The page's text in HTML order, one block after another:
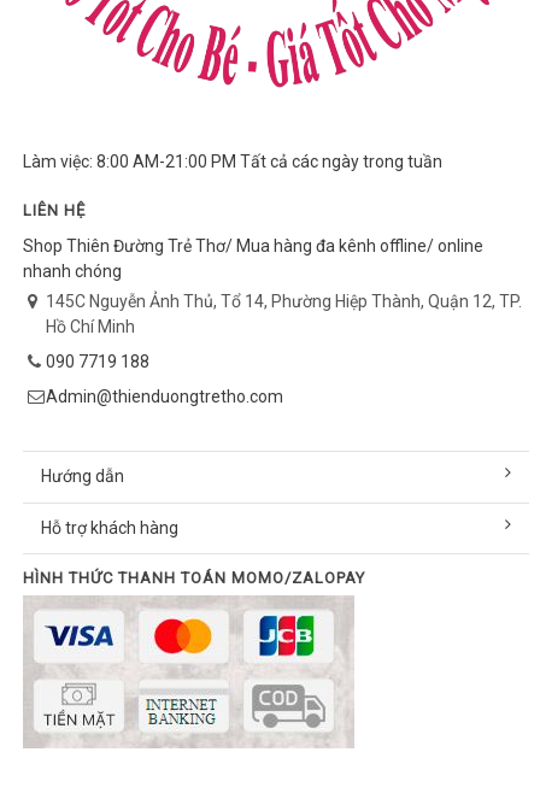
Làm việc: 8:00 AM-21:00 PM Tất cả các ngày trong tuần
LIÊN HỆ
Shop Thiên Đường Trẻ Thơ/ Mua hàng đa kênh offline/ online
nhanh chóng
145C Nguyễn Ảnh Thủ, Tổ 14, Phường Hiệp Thành, Quận 12, TP.
Hồ Chí Minh
090 7719 188
Admin@thienduongtretho.com
Hướng dẫn
Hỗ trợ khách hàng
HÌNH THỨC THANH TOÁN MOMO/ZALOPAY